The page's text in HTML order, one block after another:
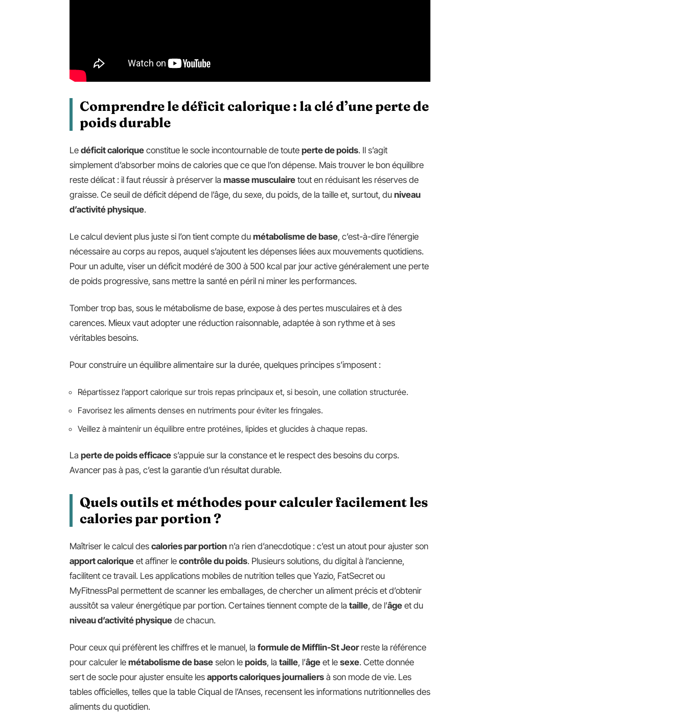
Comprendre le déficit calorique : la clé d’une perte de
poids durable
Le déficit calorique constitue le socle incontournable de toute perte de poids. Il s’agit
simplement d’absorber moins de calories que ce que l’on dépense. Mais trouver le bon équilibre
reste délicat : il faut réussir à préserver la masse musculaire tout en réduisant les réserves de
graisse. Ce seuil de déficit dépend de l’âge, du sexe, du poids, de la taille et, surtout, du niveau
d’activité physique.
Le calcul devient plus juste si l’on tient compte du métabolisme de base, c’est-à-dire l’énergie
nécessaire au corps au repos, auquel s’ajoutent les dépenses liées aux mouvements quotidiens.
Pour un adulte, viser un déficit modéré de 300 à 500 kcal par jour active généralement une perte
de poids progressive, sans mettre la santé en péril ni miner les performances.
Tomber trop bas, sous le métabolisme de base, expose à des pertes musculaires et à des
carences. Mieux vaut adopter une réduction raisonnable, adaptée à son rythme et à ses
véritables besoins.
Pour construire un équilibre alimentaire sur la durée, quelques principes s’imposent :
Répartissez l’apport calorique sur trois repas principaux et, si besoin, une collation structurée.
Favorisez les aliments denses en nutriments pour éviter les fringales.
Veillez à maintenir un équilibre entre protéines, lipides et glucides à chaque repas.
La perte de poids efficace s’appuie sur la constance et le respect des besoins du corps.
Avancer pas à pas, c’est la garantie d’un résultat durable.
Quels outils et méthodes pour calculer facilement les
calories par portion ?
Maîtriser le calcul des calories par portion n’a rien d’anecdotique : c’est un atout pour ajuster son
apport calorique et affiner le contrôle du poids. Plusieurs solutions, du digital à l’ancienne,
facilitent ce travail. Les applications mobiles de nutrition telles que Yazio, FatSecret ou
MyFitnessPal permettent de scanner les emballages, de chercher un aliment précis et d’obtenir
aussitôt sa valeur énergétique par portion. Certaines tiennent compte de la taille, de l’âge et du
niveau d’activité physique de chacun.
Pour ceux qui préfèrent les chiffres et le manuel, la formule de Mifflin-St Jeorreste la référence
pour calculer le métabolisme de base selon le poids, la taille, l’âge et le sexe. Cette donnée
sert de socle pour ajuster ensuite les apports caloriques journaliers à son mode de vie. Les
tables officielles, telles que la table Ciqual de l’Anses, recensent les informations nutritionnelles des
aliments du quotidien.